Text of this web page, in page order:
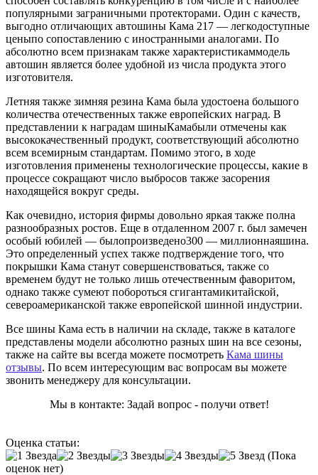
популярными заграничными протекторами. Один с качеств,
выгодно отличающих автошины Кама 217 — легкодоступные
ценыпо сопоставлению с иностранными аналогами. По
абсолютно всем признакам также характеристикаммодель
автошин является более удобной из числа продукта этого
изготовителя.
Летняя также зимняя резина Кама была удостоена большого
количества отечественных также европейских наград. В
представлении к наградам шиныКамабыли отмечены как
высококачественный продукт, соответствующий абсолютно
всем всемирным стандартам. Помимо этого, в ходе
изготовления применены технологические процессы, какие в
процессе сокращают число выбросов также засорения
находящейся вокруг среды.
Как очевидно, история фирмы довольно яркая также полна
разнообразных ростов. Еще в отдаленном 2007 г. был замечен
особый юбилей — былопроизведено300 — миллионнаяшина.
Это определенный успех также подтверждение того, что
покрышки Кама станут совершенствоваться, также со
временем будут не только лишь отечественным фаворитом,
однако также сумеют побороться сгигантамикитайской,
североамериканской также европейской шинной индустрии.
Все шины Кама есть в наличии на складе, также в каталоге
представлены модели абсолютно разных шин на все сезоны,
также на сайте вы всегда можете посмотреть Кама шины
отзывы. По всем интересующим вас вопросам вы можете
звонить менеджеру для консультации.
Мы в контакте: Задай вопрос - получи ответ!
Оценка статьи:
(Пока
оценок нет)